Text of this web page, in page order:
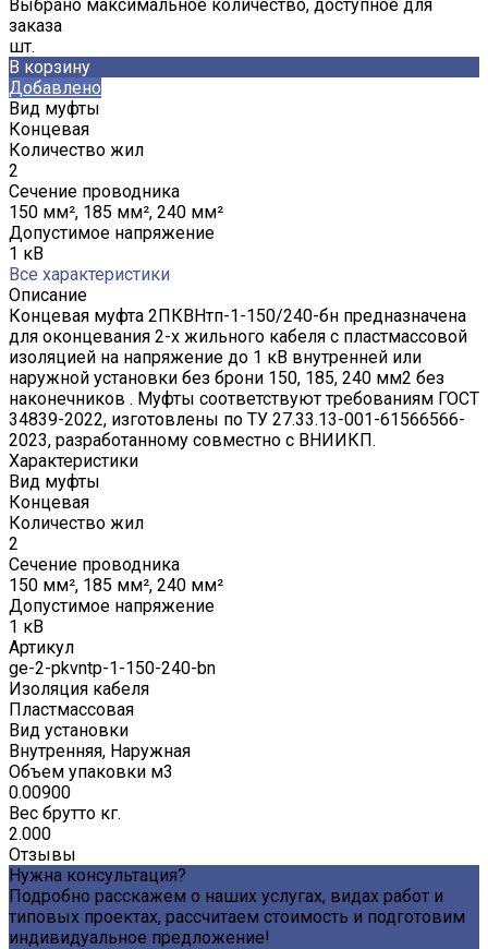
Выбрано максимальное количество, доступное для
заказа
шт.
В корзину
Добавлено
Вид муфты
Концевая
Количество жил
2
Сечение проводника
150 мм², 185 мм², 240 мм²
Допустимое напряжение
1 кВ
Все характеристики
Описание
Концевая муфта 2ПКВНтп-1-150/240-бн предназначена
для оконцевания 2-х жильного кабеля с пластмассовой
изоляцией на напряжение до 1 кВ внутренней или
наружной установки без брони 150, 185, 240 мм2 без
наконечников . Муфты соответствуют требованиям ГОСТ
34839-2022, изготовлены по ТУ 27.33.13-001-61566566-
2023, разработанному совместно с ВНИИКП.
Характеристики
Вид муфты
Концевая
Количество жил
2
Сечение проводника
150 мм², 185 мм², 240 мм²
Допустимое напряжение
1 кВ
Артикул
ge-2-pkvntp-1-150-240-bn
Изоляция кабеля
Пластмассовая
Вид установки
Внутренняя, Наружная
Объем упаковки м3
0.00900
Вес брутто кг.
2.000
Отзывы
Нужна консультация?
Подробно расскажем о наших услугах, видах работ и
типовых проектах, рассчитаем стоимость и подготовим
индивидуальное предложение!